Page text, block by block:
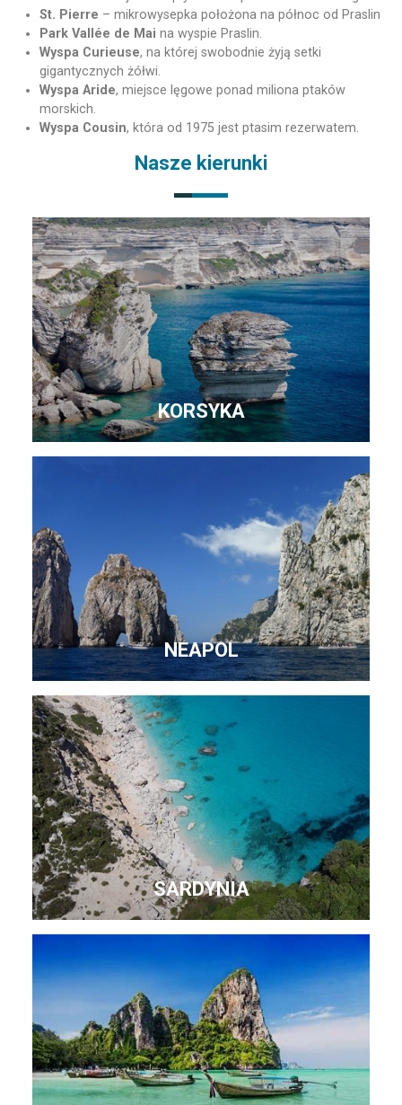
St. Pierre – mikrowysepka położona na północ od Praslin
Park Vallée de Mai na wyspie Praslin.
Wyspa Curieuse, na której swobodnie żyją setki
gigantycznych żółwi.
Wyspa Aride, miejsce lęgowe ponad miliona ptaków
morskich.
Wyspa Cousin, która od 1975 jest ptasim rezerwatem.
Nasze kierunki
KORSYKA
NEAPOL
SARDYNIA